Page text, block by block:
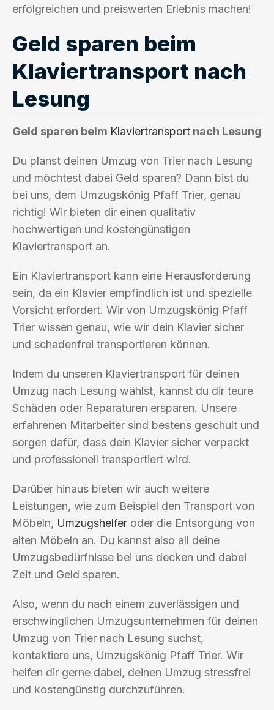
erfolgreichen und preiswerten Erlebnis machen!
Geld sparen beim
Klaviertransport nach
Lesung
Geld sparen beim Klaviertransport nach Lesung
Du planst deinen Umzug von Trier nach Lesung
und möchtest dabei Geld sparen? Dann bist du
bei uns, dem Umzugskönig Pfaff Trier, genau
richtig! Wir bieten dir einen qualitativ
hochwertigen und kostengünstigen
Klaviertransport an.
Ein Klaviertransport kann eine Herausforderung
sein, da ein Klavier empfindlich ist und spezielle
Vorsicht erfordert. Wir von Umzugskönig Pfaff
Trier wissen genau, wie wir dein Klavier sicher
und schadenfrei transportieren können.
Indem du unseren Klaviertransport für deinen
Umzug nach Lesung wählst, kannst du dir teure
Schäden oder Reparaturen ersparen. Unsere
erfahrenen Mitarbeiter sind bestens geschult und
sorgen dafür, dass dein Klavier sicher verpackt
und professionell transportiert wird.
Darüber hinaus bieten wir auch weitere
Leistungen, wie zum Beispiel den Transport von
Möbeln, Umzugshelfer oder die Entsorgung von
alten Möbeln an. Du kannst also all deine
Umzugsbedürfnisse bei uns decken und dabei
Zeit und Geld sparen.
Also, wenn du nach einem zuverlässigen und
erschwinglichen Umzugsunternehmen für deinen
Umzug von Trier nach Lesung suchst,
kontaktiere uns, Umzugskönig Pfaff Trier. Wir
helfen dir gerne dabei, deinen Umzug stressfrei
und kostengünstig durchzuführen.